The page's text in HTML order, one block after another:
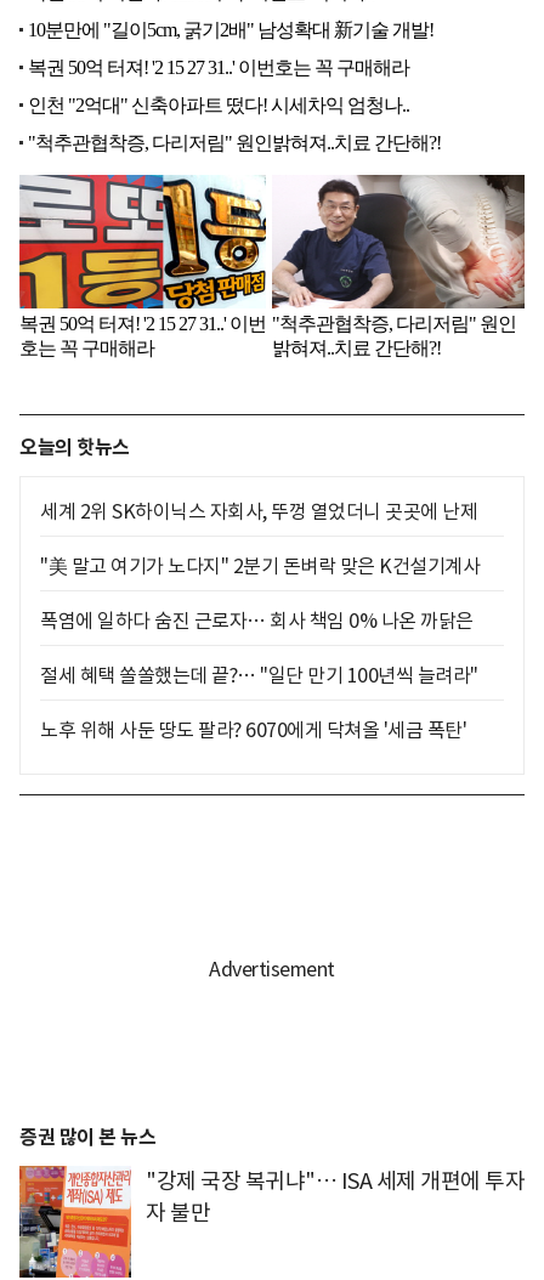
오늘의 핫뉴스
세계 2위 SK하이닉스 자회사, 뚜껑 열었더니 곳곳에 난제
"美 말고 여기가 노다지" 2분기 돈벼락 맞은 K건설기계사
폭염에 일하다 숨진 근로자… 회사 책임 0% 나온 까닭은
절세 혜택 쏠쏠했는데 끝?… "일단 만기 100년씩 늘려라"
노후 위해 사둔 땅도 팔라? 6070에게 닥쳐올 '세금 폭탄'
증권 많이 본 뉴스
"강제 국장 복귀냐"… ISA 세제 개편에 투자
자 불만